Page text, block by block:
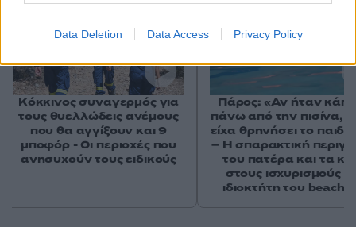
Data Deletion Data Access Privacy Policy
Κόκκινος συναγερμός για
τους θυελλώδεις ανέμους
που θα αγγίξουν και 9
μποφόρ - Οι περιοχές που
ανησυχούν τους ειδικούς
Πάρος: «Αν ήταν
πάνω από την πισίνα,
είχα θρηνήσει το παιδί
– Η σπαρακτική
του πατέρα και τα
στους ισχυρισμούς
ιδιοκτήτη του beach